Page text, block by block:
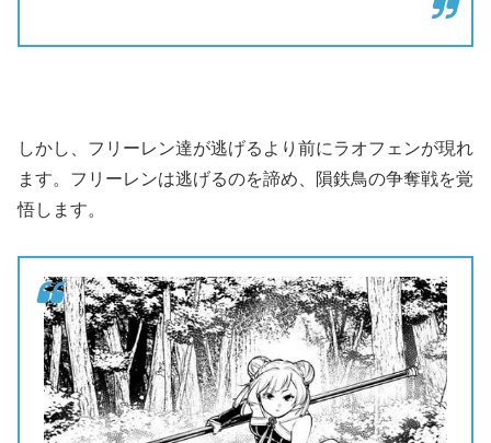
しかし、フリーレン達が逃げるより前にラオフェンが現れ
ます。フリーレンは逃げるのを諦め、隕鉄鳥の争奪戦を覚
悟します。